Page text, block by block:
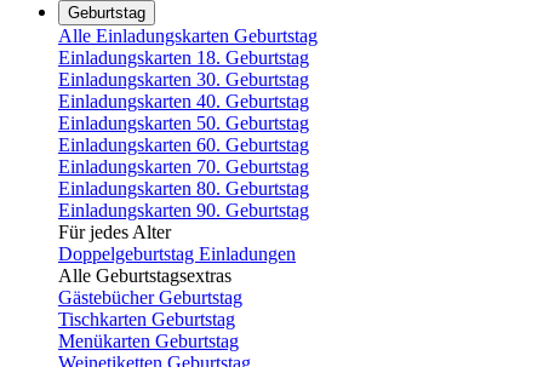
Geburtstag
Alle Einladungskarten Geburtstag
Einladungskarten 18. Geburtstag
Einladungskarten 30. Geburtstag
Einladungskarten 40. Geburtstag
Einladungskarten 50. Geburtstag
Einladungskarten 60. Geburtstag
Einladungskarten 70. Geburtstag
Einladungskarten 80. Geburtstag
Einladungskarten 90. Geburtstag
Für jedes Alter
Doppelgeburtstag Einladungen
Alle Geburtstagsextras
Gästebücher Geburtstag
Tischkarten Geburtstag
Menükarten Geburtstag
Weinetiketten Geburtstag